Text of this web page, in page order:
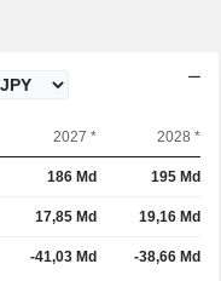
2027 * 2028 *
186 Md 195 Md
17,85 Md 19,16 Md
-41,03 Md -38,66 Md